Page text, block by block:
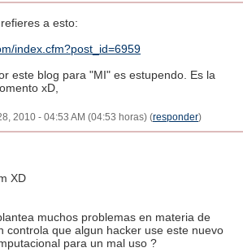
a esto:
index.cfm?post_id=6959
este blog para "MI" es estupendo. Es la
xD,
2010 - 04:53 AM (04:53 horas) (responder)
XD
muchos problemas en materia de
controla que algun hacker use este nuevo
para un mal uso ?